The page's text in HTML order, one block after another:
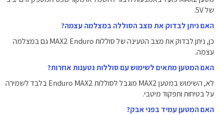
של 5V.
האם ניתן לבדוק את מצב הסוללה במצלמה עצמה?
כן, ניתן לבדוק את מצב הטעינה של סוללות MAX2 Enduro גם במצלמה
עצמה.
האם המטען מתאים לשימוש עם סוללות נטענות אחרות?
לא, השימוש במטען MAX2 מוגבל לסוללות Enduro MAX2 בלבד לשמירה
על בטיחות ותפקוד מיטבי.
האם המטען עמיד בפני אבק?